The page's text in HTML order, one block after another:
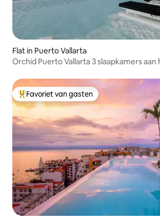
Flat in Puerto Vallarta
Orchid Puerto Vallarta 3 slaapkamers aan
Topfavoriet van gasten
Favoriet van gasten